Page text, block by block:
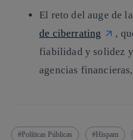
El reto del auge de
de ciberrating
,
fiabilidad y solidez
agencias
Políticas Públicas Hispam